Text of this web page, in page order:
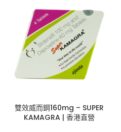
到
$1,750
雙效威而鋼160mg – SUPER
KAMAGRA | 香港直營